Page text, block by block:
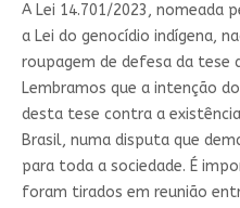
A Lei 14.701/2023, nomeada
a Lei do genocídio indígena,
roupagem de defesa da tese
Lembramos que a intenção
desta tese contra a
Brasil, numa disputa que
para toda a sociedade. É
foram tirados em reunião